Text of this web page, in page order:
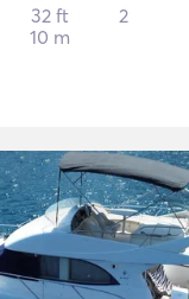
32 ft
10 m
2